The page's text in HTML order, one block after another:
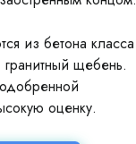
из бетона класса
щебень.
одобренной
оценку.